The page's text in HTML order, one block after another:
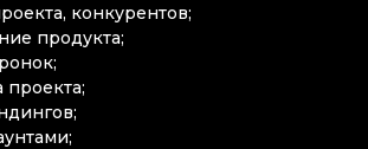
конкурентов;
продукта;
проекта;